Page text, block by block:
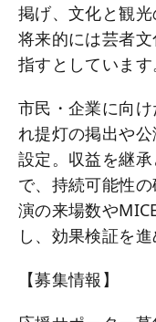
掲げ、文化と観光
将来的には芸者
指すとしています
市民・企業に向
れ提灯の掲出や
設定。収益を継
で、持続可能性
演の来場数や
し、効果検証を
【募集情報】